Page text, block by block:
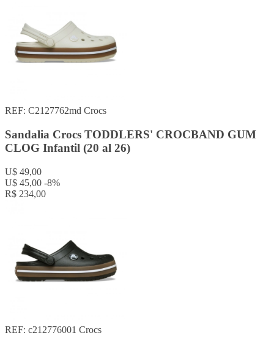
REF: C2127762md Crocs
Sandalia Crocs TODDLERS' CROCBAND GUM
CLOG Infantil (20 al 26)
U$ 49,00
U$ 45,00 -8%
R$ 234,00
REF: c212776001 Crocs